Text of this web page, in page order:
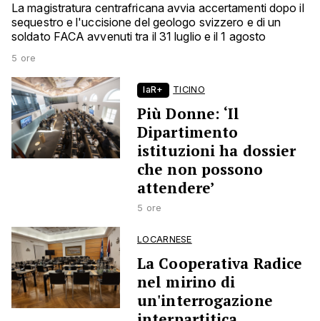
La magistratura centrafricana avvia accertamenti dopo il
sequestro e l'uccisione del geologo svizzero e di un
soldato FACA avvenuti tra il 31 luglio e il 1 agosto
5 ore
laR+ TICINO
Più Donne: ‘Il
Dipartimento
istituzioni ha dossier
che non possono
attendere’
5 ore
LOCARNESE
La Cooperativa Radice
nel mirino di
un'interrogazione